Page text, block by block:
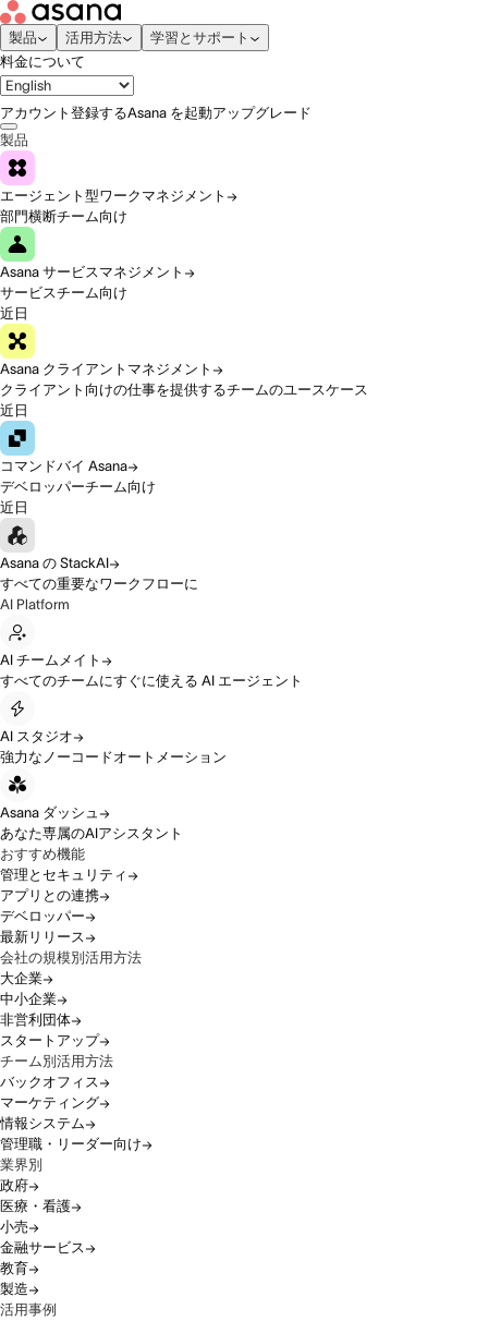
製品 活用方法
学習とサポート
料金について
アカウント登録するAsana を起動アップグレード
製品
エージェント型ワークマネジメント
部門横断チーム向け
Asana サービスマネジメント
サービスチーム向け
近日
Asana クライアントマネジメント
クライアント向けの仕事を提供するチームのユースケース
近日
コマンドバイ Asana
デベロッパーチーム向け
近日
Asana の StackAI
すべての重要なワークフローに
AI Platform
AI チームメイト
すべてのチームにすぐに使える AI エージェント
AI スタジオ
強力なノーコードオートメーション
Asana ダッシュ
あなた専属のAIアシスタント
おすすめ機能
管理とセキュリティ
アプリとの連携
デベロッパー
最新リリース
会社の規模別活用方法
大企業
中小企業
非営利団体
スタートアップ
チーム別活用方法
バックオフィス
マーケティング
情報システム
管理職・リーダー向け
業界別
政府
医療・看護
小売
金融サービス
教育
製造
活用事例